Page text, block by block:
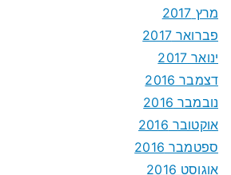
מרץ 2017
פברואר 2017
ינואר 2017
דצמבר 2016
נובמבר 2016
אוקטובר 2016
ספטמבר 2016
אוגוסט 2016